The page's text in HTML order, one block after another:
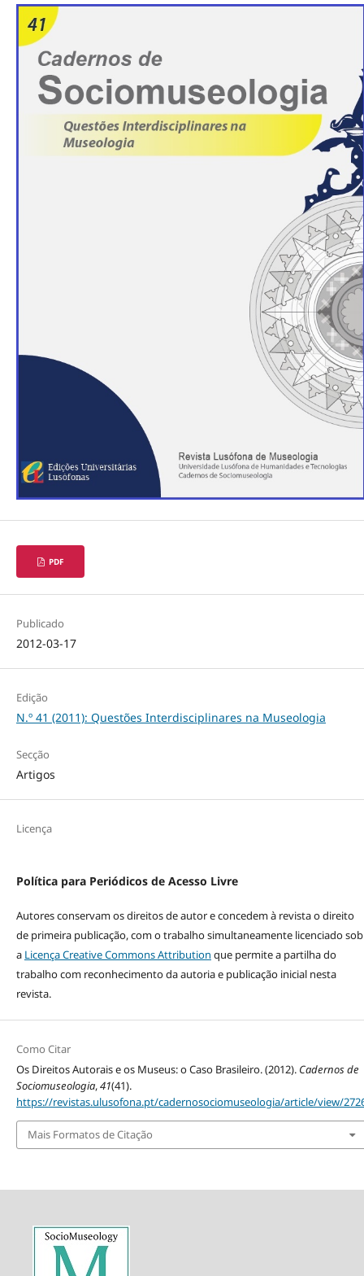
PDF
Publicado
2012-03-17
Edição
N.º 41 (2011): Questões Interdisciplinares na Museologia
Secção
Artigos
Licença
Política para Periódicos de Acesso Livre
Autores conservam os direitos de autor e concedem à revista o direito
de primeira publicação, com o trabalho simultaneamente licenciado sob
a Licença Creative Commons Attribution que permite a partilha do
trabalho com reconhecimento da autoria e publicação inicial nesta
revista.
Como Citar
Os Direitos Autorais e os Museus: o Caso Brasileiro. (2012). Cadernos de
Sociomuseologia,41(41).
https://revistas.ulusofona.pt/cadernosociomuseologia/article/view/
Mais Formatos de Citação